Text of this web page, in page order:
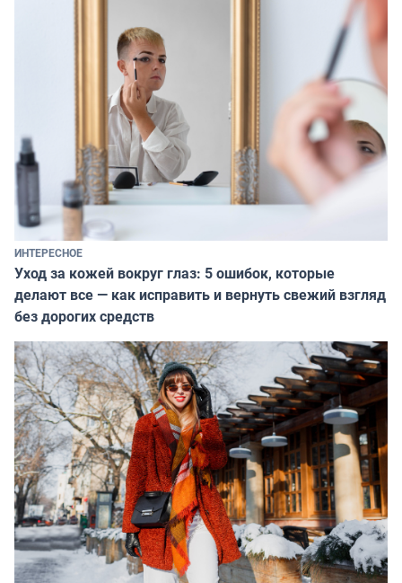
ИНТЕРЕСНОЕ
Уход за кожей вокруг глаз: 5 ошибок, которые
делают все — как исправить и вернуть свежий взгляд
без дорогих средств